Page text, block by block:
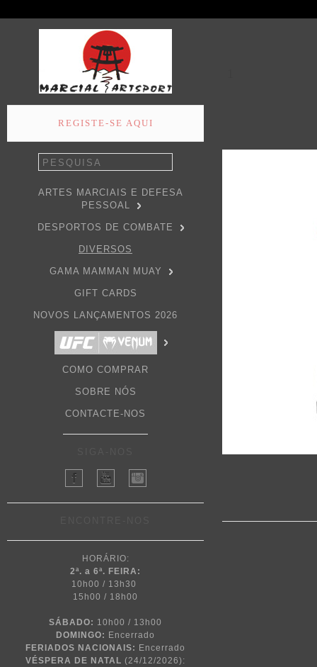
REGISTE-SE AQUI
ARTES MARCIAIS E DEFESA
PESSOAL
DESPORTOS DE COMBATE
DIVERSOS
GAMA MAMMAN MUAY
GIFT CARDS
NOVOS LANÇAMENTOS 2026
COMO COMPRAR
SOBRE NÓS
CONTACTE-NOS
HORÁRIO:
2ª. a 6ª. FEIRA:
10h00 / 13h30
15h00 / 18h00
SÁBADO: 10h00 / 13h00
DOMINGO: Encerrado
FERIADOS NACIONAIS: Encerrado
VÉSPERA DE NATAL (24/12/2026):